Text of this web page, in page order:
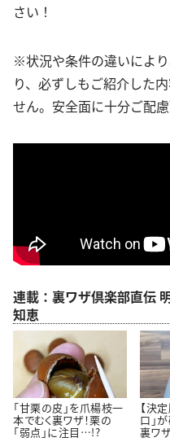
さい！
※状況や条件の違いによ
り、必ずしもご紹介した
せん。安全面に十分ご配
連載：裏ワザ倶楽部直伝
知恵
「甘栗の皮」を爪楊枝一
本でむく裏ワザ！栗の
「弱点」に注目…!?
【決
口」
裏ワ